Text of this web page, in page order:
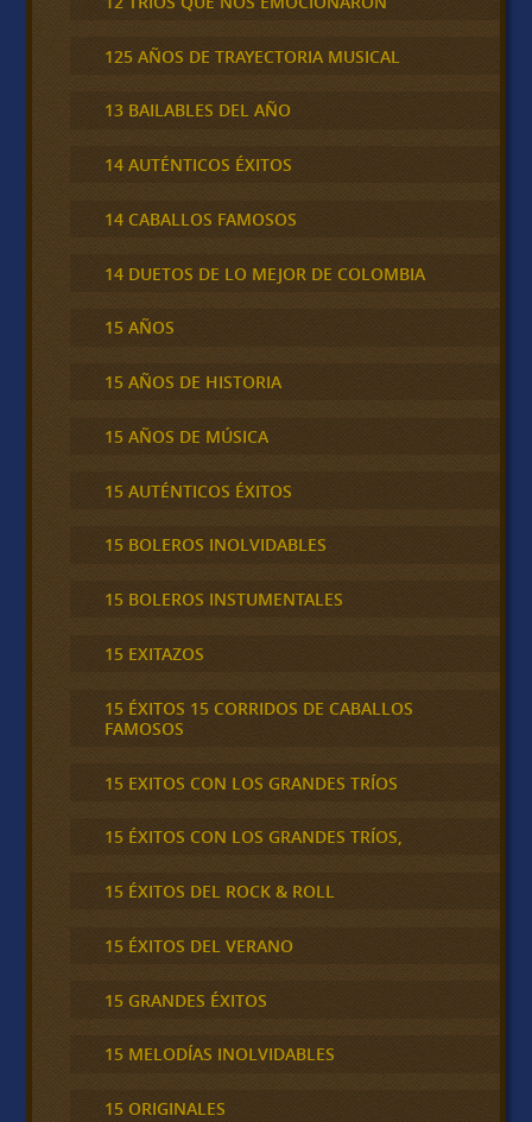
125 AÑOS DE TRAYECTORIA MUSICAL
13 BAILABLES DEL AÑO
14 AUTÉNTICOS ÉXITOS
14 CABALLOS FAMOSOS
14 DUETOS DE LO MEJOR DE COLOMBIA
15 AÑOS
15 AÑOS DE HISTORIA
15 AÑOS DE MÚSICA
15 AUTÉNTICOS ÉXITOS
15 BOLEROS INOLVIDABLES
15 BOLEROS INSTUMENTALES
15 EXITAZOS
15 ÉXITOS 15 CORRIDOS DE CABALLOS
FAMOSOS
15 EXITOS CON LOS GRANDES TRÍOS
15 ÉXITOS CON LOS GRANDES TRÍOS,
15 ÉXITOS DEL ROCK & ROLL
15 ÉXITOS DEL VERANO
15 GRANDES ÉXITOS
15 MELODÍAS INOLVIDABLES
15 ORIGINALES